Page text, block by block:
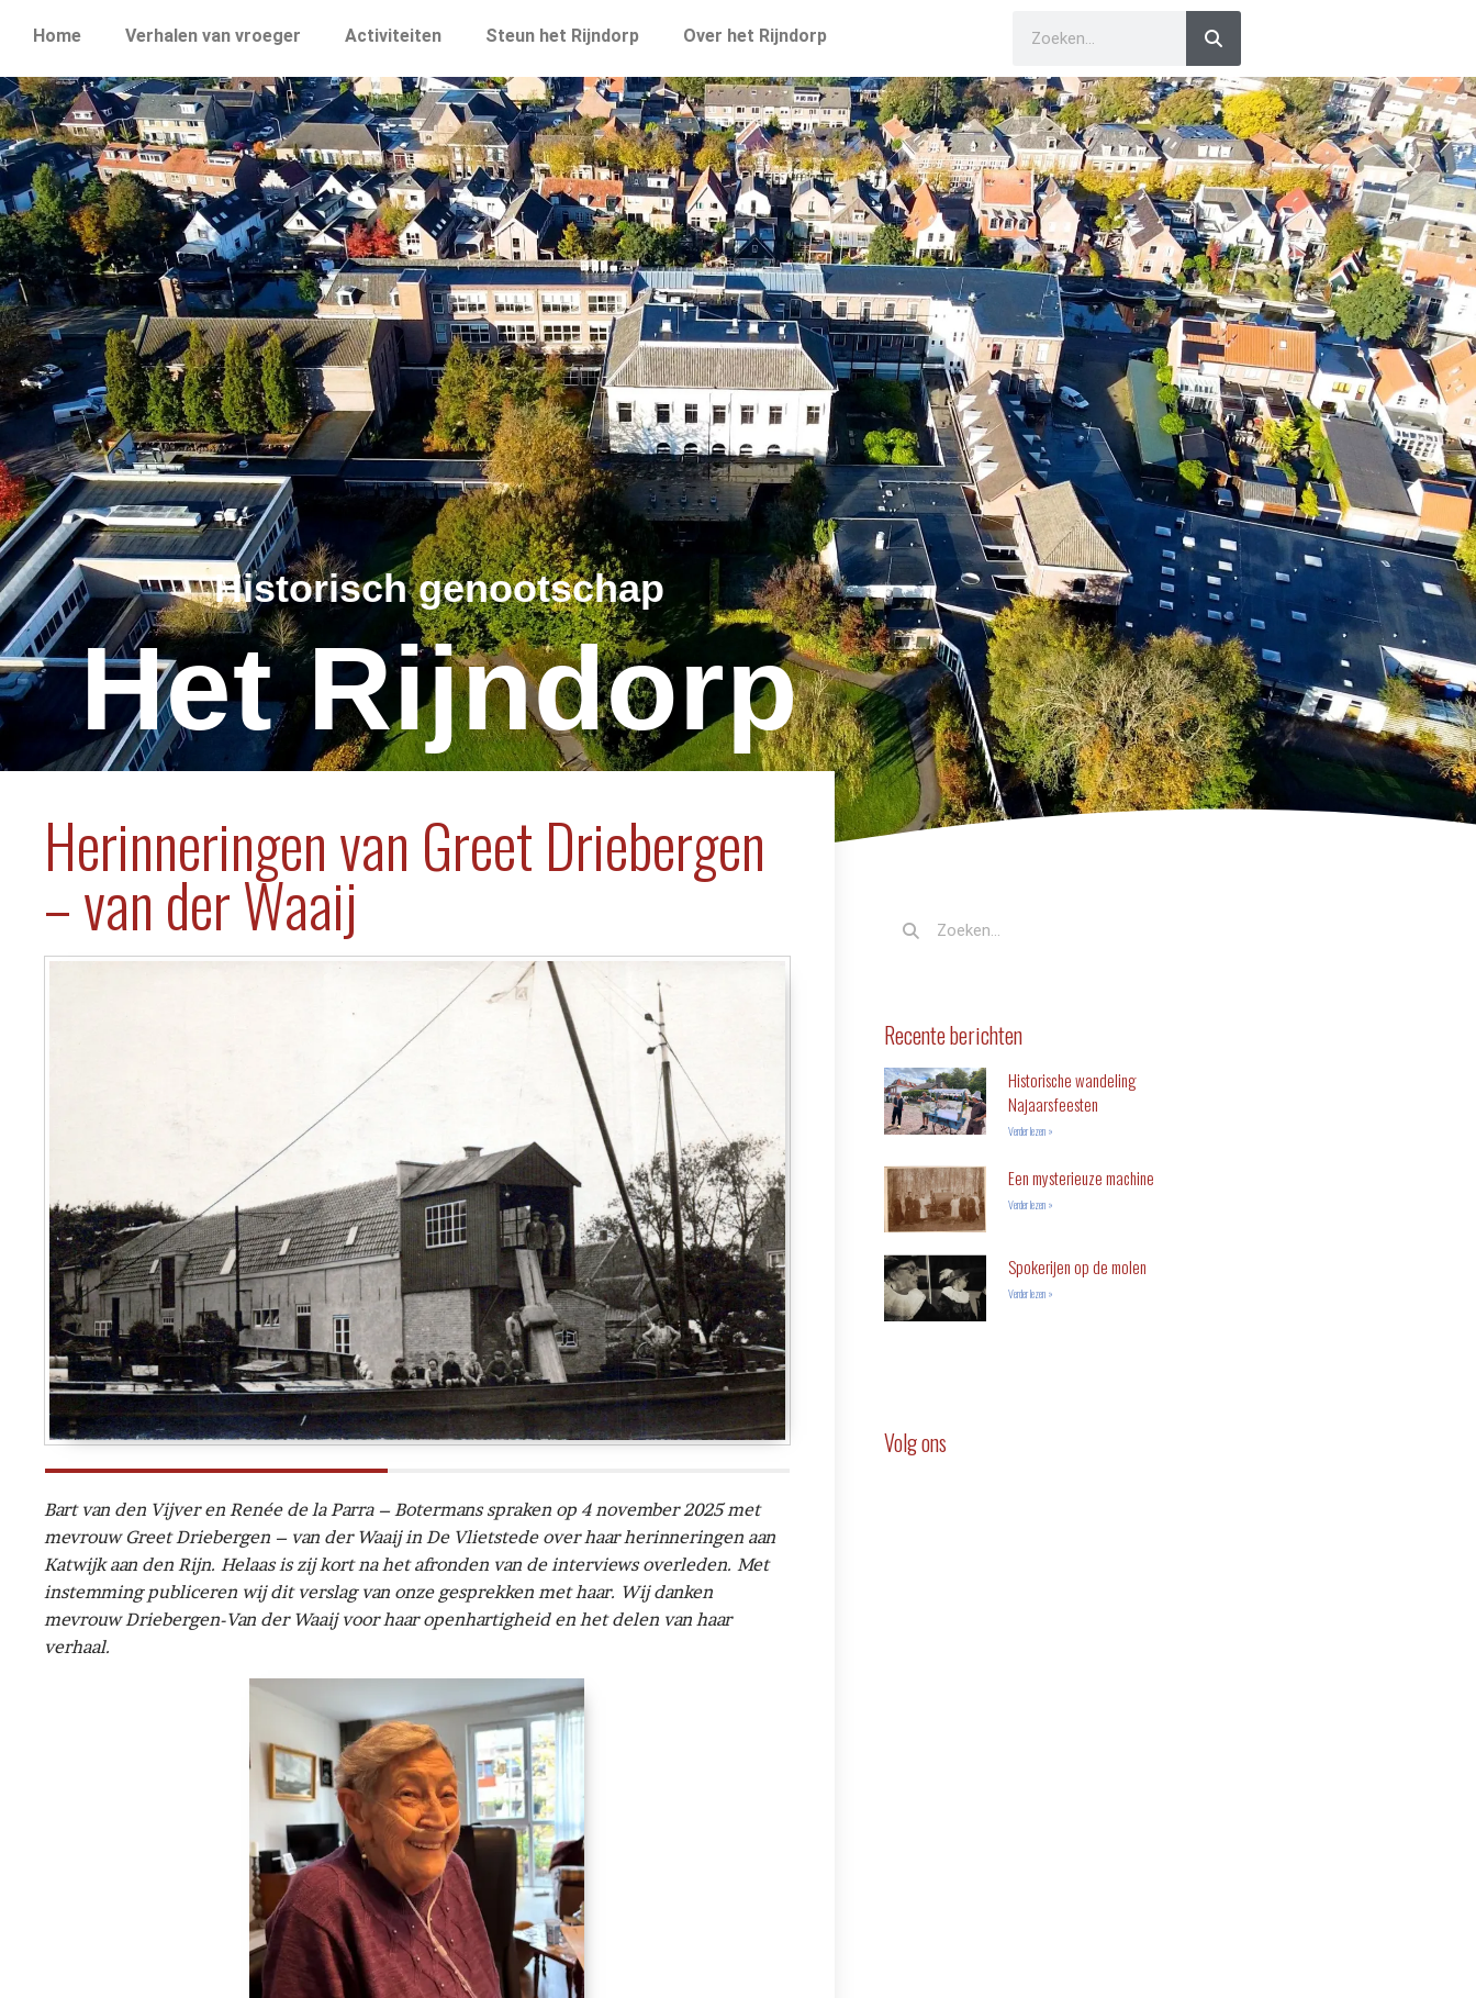
Home Verhalen van vroeger Activiteiten Steun het Rijndorp Over het Rijndorp
Historisch genootschap
Het Rijndorp
Herinneringen van Greet Driebergen
– van der Waaij
Bart van den Vijver en Renée de la Parra – Botermans spraken op 4 november 2025 met
mevrouw Greet Driebergen – van der Waaij in De Vlietstede over haar herinneringen aan
Katwijk aan den Rijn. Helaas is zij kort na het afronden van de interviews overleden. Met
instemming publiceren wij dit verslag van onze gesprekken met haar. Wij danken
mevrouw Driebergen-Van der Waaij voor haar openhartigheid en het delen van haar
verhaal.
Recente berichten
Historische wandeling
Najaarsfeesten
Verder lezen »
Een mysterieuze machine
Verder lezen »
Spokerijen op de molen
Verder lezen »
Volg ons